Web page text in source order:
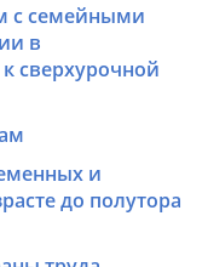
с семейными
в
сверхурочной
и
до полутора